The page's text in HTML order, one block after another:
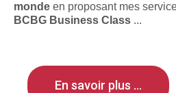
monde en proposant mes
BCBG Business Class ...
En savoir plus ...